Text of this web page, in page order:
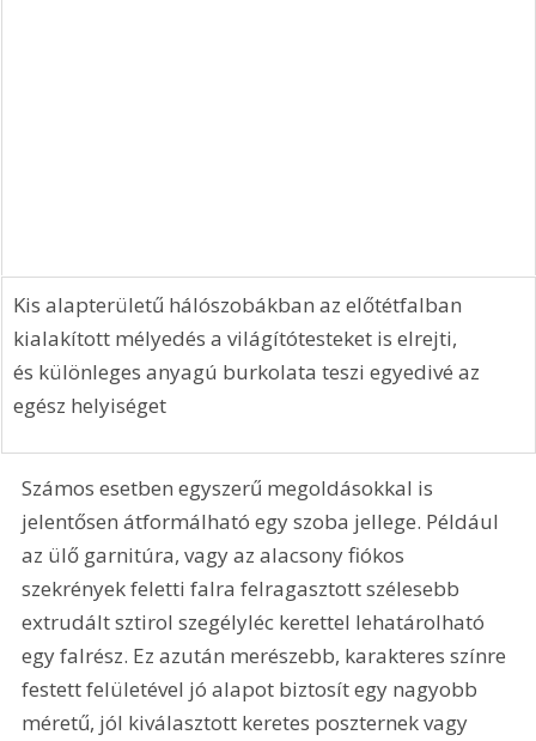
Kis alapterületű hálószobákban az előtétfalban
kialakított mélyedés a világítótesteket is elrejti,
és különleges anyagú burkolata teszi egyedivé az
egész helyiséget
Számos esetben egyszerű megoldásokkal is
jelentősen átformálható egy szoba jellege. Például
az ülő garnitúra, vagy az alacsony fiókos
szekrények feletti falra felragasztott szélesebb
extrudált sztirol szegélyléc kerettel lehatárolható
egy falrész. Ez azután merészebb, karakteres színre
festett felületével jó alapot biztosít egy nagyobb
méretű, jól kiválasztott keretes poszternek vagy